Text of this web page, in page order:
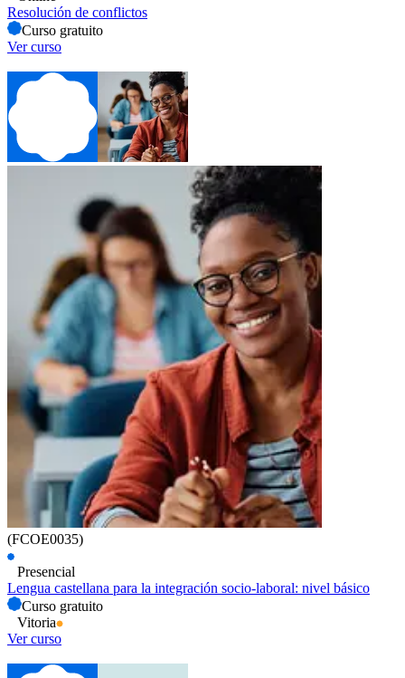
Resolución de conflictos
Curso gratuito
Ver curso
(FCOE0035)
Presencial
Lengua castellana para la integración socio-laboral: nivel básico
Curso gratuito
Vitoria
Ver curso